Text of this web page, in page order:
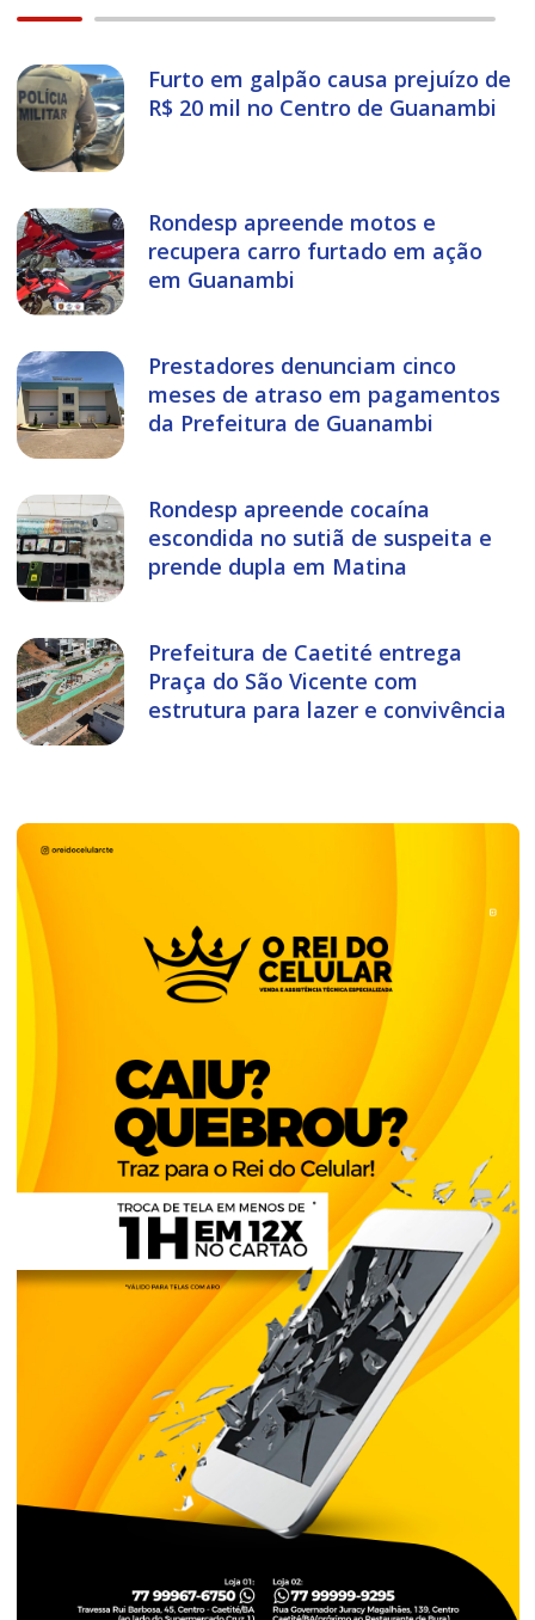
Furto em galpão causa prejuízo de
R$ 20 mil no Centro de Guanambi
Rondesp apreende motos e
recupera carro furtado em ação
em Guanambi
Prestadores denunciam cinco
meses de atraso em pagamentos
da Prefeitura de Guanambi
Rondesp apreende cocaína
escondida no sutiã de suspeita e
prende dupla em Matina
Prefeitura de Caetité entrega
Praça do São Vicente com
estrutura para lazer e convivência